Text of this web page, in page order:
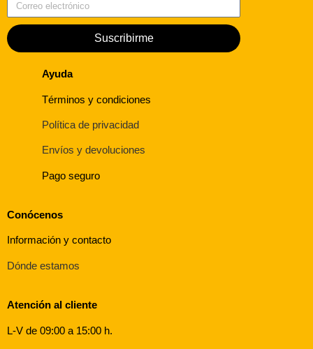
Suscribirme
Ayuda
Términos y condiciones
Política de privacidad
Envíos y devoluciones
Pago seguro
Conócenos
Información y contacto
Dónde estamos
Atención al cliente
L-V de 09:00 a 15:00 h.